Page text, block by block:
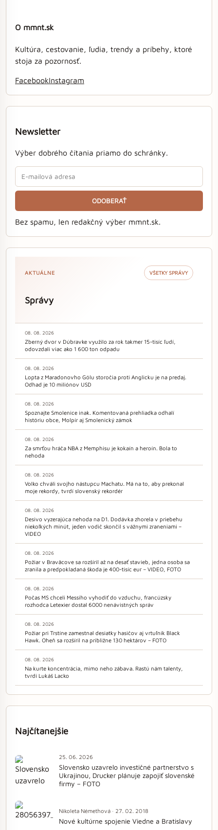
O mmnt.sk
Kultúra, cestovanie, ľudia, trendy a príbehy, ktoré
stoja za pozornosť.
FacebookInstagram
Newsletter
Výber dobrého čítania priamo do schránky.
ODOBERAŤ
Bez spamu, len redakčný výber mmnt.sk.
AKTUÁLNE VŠETKY SPRÁVY
Správy
08. 08. 2026
Zberný dvor v Dúbravke využilo za rok takmer 15-tisíc ľudí,
odovzdali viac ako 1 600 ton odpadu
08. 08. 2026
Lopta z Maradonovho Gólu storočia proti Anglicku je na predaj.
Odhad je 10 miliónov USD
08. 08. 2026
Spoznajte Smolenice inak. Komentovaná prehliadka odhalí
históriu obce, Molpír aj Smolenický zámok
08. 08. 2026
Za smrťou hráča NBA z Memphisu je kokaín a heroín. Bola to
nehoda
08. 08. 2026
Volko chváli svojho nástupcu Machatu. Má na to, aby prekonal
moje rekordy, tvrdí slovenský rekordér
08. 08. 2026
Desivo vyzerajúca nehoda na D1. Dodávka zhorela v priebehu
niekoľkých minút, jeden vodič skončil s vážnymi zraneniami –
VIDEO
08. 08. 2026
Požiar v Braväcove sa rozšíril až na desať stavieb, jedna osoba sa
zranila a predpokladaná škoda je 400-tisíc eur – VIDEO, FOTO
08. 08. 2026
Počas MS chceli Messiho vyhodiť do vzduchu, francúzsky
rozhodca Letexier dostal 6000 nenávistných správ
08. 08. 2026
Požiar pri Trstíne zamestnal desiatky hasičov aj vrtuľník Black
Hawk. Oheň sa rozšíril na približne 130 hektárov – FOTO
08. 08. 2026
Na kurte koncentrácia, mimo neho zábava. Rastú nám talenty,
tvrdí Lukáš Lacko
Najčítanejšie
25. 06. 2026
Slovensko uzavrelo investičné partnerstvo s
Ukrajinou, Drucker plánuje zapojiť slovenské
firmy – FOTO
Nikoleta Némethová · 27. 02. 2018
Nové kultúrne spojenie Viedne a Bratislavy